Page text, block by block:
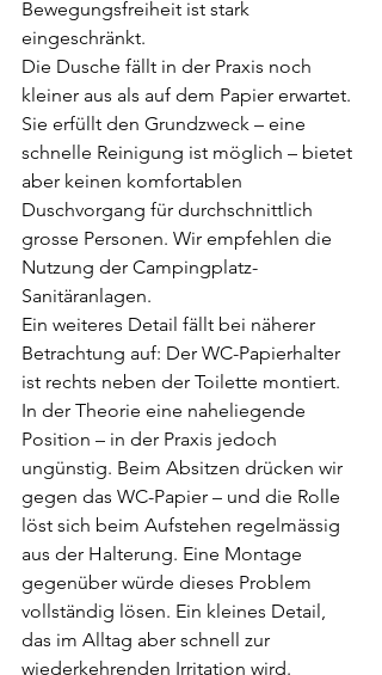
Bewegungsfreiheit ist stark
eingeschränkt.
Die Dusche fällt in der Praxis noch
kleiner aus als auf dem Papier erwartet.
Sie erfüllt den Grundzweck – eine
schnelle Reinigung ist möglich – bietet
aber keinen komfortablen
Duschvorgang für durchschnittlich
grosse Personen. Wir empfehlen die
Nutzung der Campingplatz-
Sanitäranlagen.
Ein weiteres Detail fällt bei näherer
Betrachtung auf: Der WC-Papierhalter
ist rechts neben der Toilette montiert.
In der Theorie eine naheliegende
Position – in der Praxis jedoch
ungünstig. Beim Absitzen drücken wir
gegen das WC-Papier – und die Rolle
löst sich beim Aufstehen regelmässig
aus der Halterung. Eine Montage
gegenüber würde dieses Problem
vollständig lösen. Ein kleines Detail,
das im Alltag aber schnell zur
wiederkehrenden Irritation wird.